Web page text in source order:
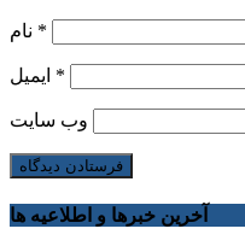
*
*
وب‌ سایت
آخرین خبرها و اطلاعیه ها